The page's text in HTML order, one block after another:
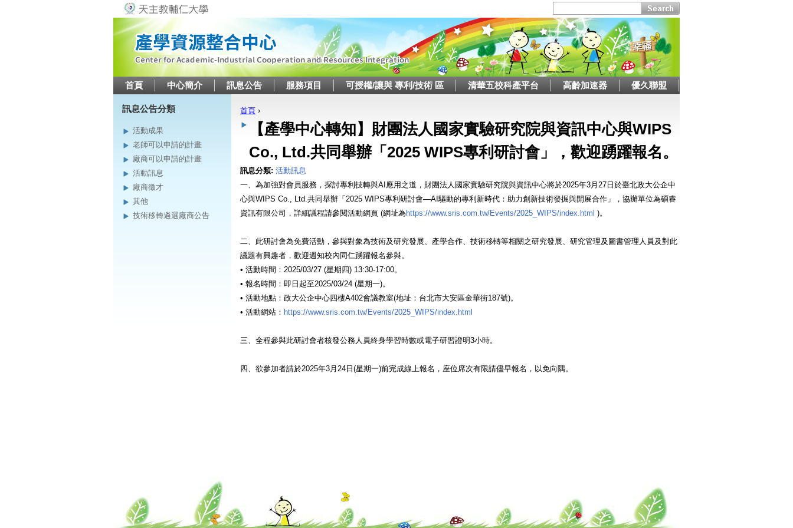
首頁 中心簡介 訊息公告 服務項目 可授權/讓與 專利/技術 區 清華五校科產平台 高齡加速器 優久聯盟
訊息公告分類
活動成果
老師可以申請的計畫
廠商可以申請的計畫
活動訊息
廠商徵才
其他
技術移轉遴選廠商公告
您在這裡
首頁 ›
【產學中心轉知】財團法人國家實驗研究院與資訊中心與WIPS
Co., Ltd.共同舉辦「2025 WIPS專利研討會」，歡迎踴躍報名。
訊息分類: 活動訊息
一、為加強對會員服務，探討專利技轉與AI應用之道，財團法人國家實驗研究院與資訊中心將於2025年3月27日於臺北政大公企中
心與WIPS Co., Ltd.共同舉辦「2025 WIPS專利研討會—AI驅動的專利新時代：助力創新技術發掘與開展合作」，協辦單位為碩睿
資訊有限公司，詳細議程請參閱活動網頁 (網址為 https://www.sris.com.tw/Events/2025_WIPS/index.html )。
二、此研討會為免費活動，參與對象為技術及研究發展、產學合作、技術移轉等相關之研究發展、研究管理及圖書管理人員及對此
議題有興趣者，歡迎週知校內同仁踴躍報名參與。
• 活動時間：2025/03/27 (星期四) 13:30-17:00。
• 報名時間：即日起至2025/03/24 (星期一)。
• 活動地點：政大公企中心四樓A402會議教室(地址：台北市大安區金華街187號)。
• 活動網站： https://www.sris.com.tw/Events/2025_WIPS/index.html
三、全程參與此研討會者核發公務人員終身學習時數或電子研習證明3小時。
四、欲參加者請於2025年3月24日(星期一)前完成線上報名，座位席次有限請儘早報名，以免向隅。